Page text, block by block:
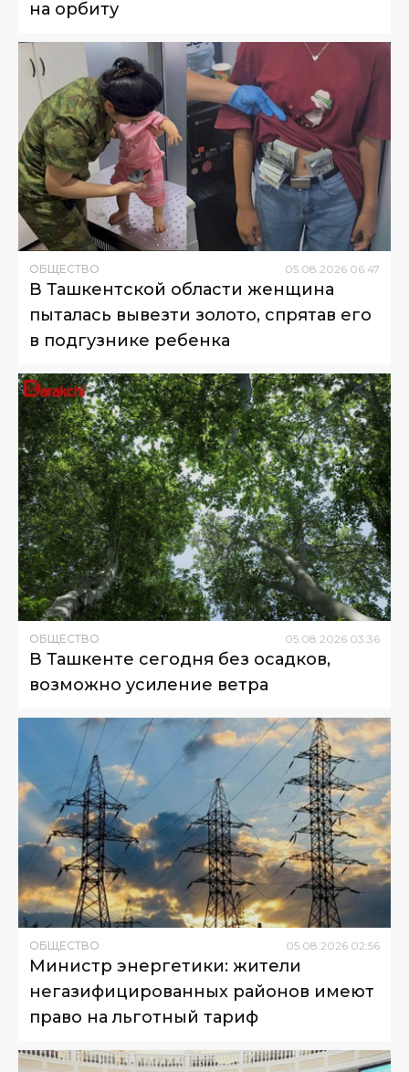
на орбиту
ОБЩЕСТВО 05.08.2026 06:47
В Ташкентской области женщина
пыталась вывезти золото, спрятав его
в подгузнике ребенка
ОБЩЕСТВО 05.08.2026 03:36
В Ташкенте сегодня без осадков,
возможно усиление ветра
ОБЩЕСТВО 05 08 2026 02:56
Министр энергетики: жители
негазифицированных районов имеют
право на льготный тариф